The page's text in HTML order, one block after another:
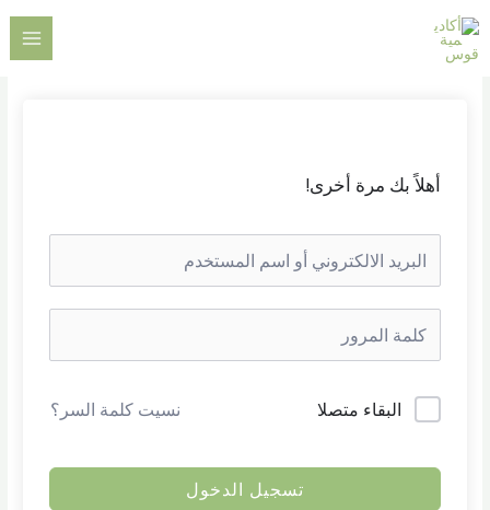
تخطي
إلى
المحتوى
أهلاً بك مرة أخرى!
البقاء متصلا نسيت كلمة السر؟
تسجيل الدخول